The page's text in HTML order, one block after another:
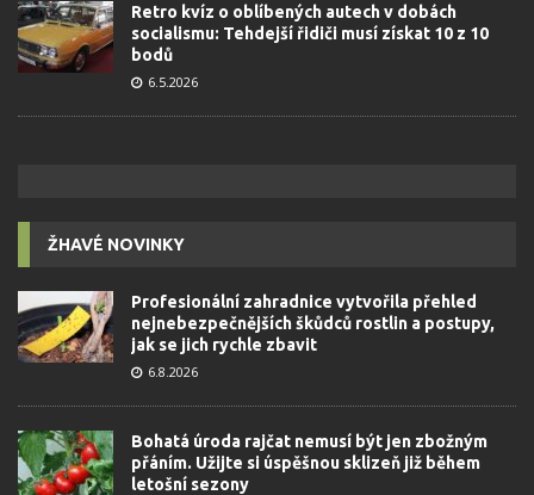
Retro kvíz o oblíbených autech v dobách
socialismu: Tehdejší řidiči musí získat 10 z 10
bodů
6.5.2026
ŽHAVÉ NOVINKY
Profesionální zahradnice vytvořila přehled
nejnebezpečnějších škůdců rostlin a postupy,
jak se jich rychle zbavit
6.8.2026
Bohatá úroda rajčat nemusí být jen zbožným
přáním. Užijte si úspěšnou sklizeň již během
letošní sezony